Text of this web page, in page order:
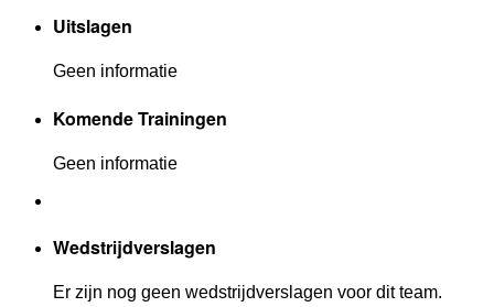
Uitslagen
Geen informatie
Komende Trainingen
Geen informatie
Wedstrijdverslagen
Er zijn nog geen wedstrijdverslagen voor dit team.